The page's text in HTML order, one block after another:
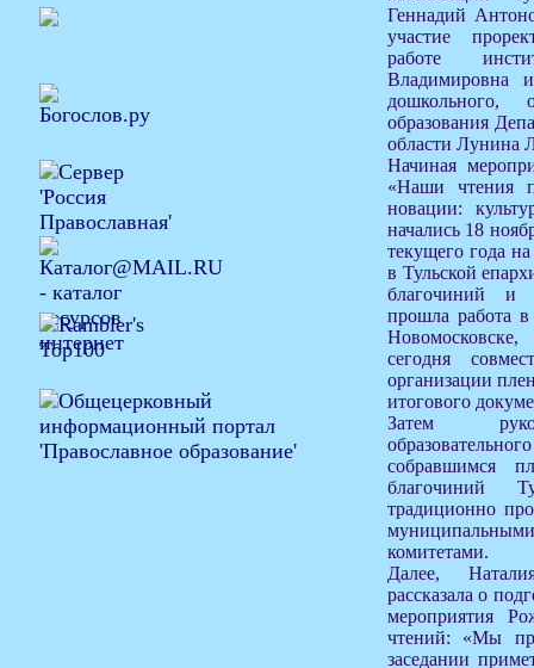
Геннадий
участие
работе
Владимировна
дошкольного,
образования
области Лунина
Начиная
«Наши чтения
новации:
начались 18
текущего года
в Тульской
благочиний и
прошла работа
сегодня
организации
итогового
Затем
собравшимся
благочиний
традиционно
комитетами.
Далее,
рассказала о
мероприятия
чтений: «Мы
заседании